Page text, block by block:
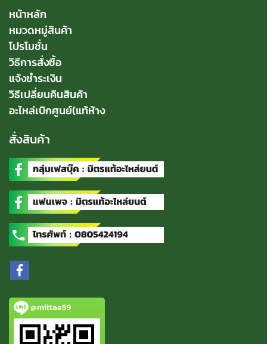
หน้าหลัก
หมวดหมู่สินค้า
โปรโมชั่น
วิธีการสั่งซื้อ
แจ้งชำระเงิน
วิธีเปลี่ยนคืนสินค้า
อะไหล่เบิกศูนย์(แท้ห้าง
สั่งสินค้า
@mittae59